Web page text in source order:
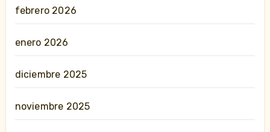
febrero 2026
enero 2026
diciembre 2025
noviembre 2025